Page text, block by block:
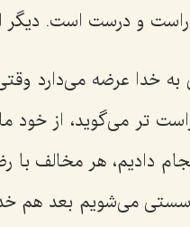
و درست است. دیگر
خدا عرضه می‌دارد
تر می‌گوید، از خود
دادیم، هر مخالف با
می‌شویم بعد هم خدا